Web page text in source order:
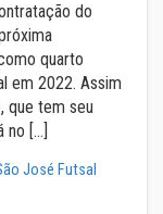
do
quarto
em 2022. Assim
que tem seu
no […]
José Futsal